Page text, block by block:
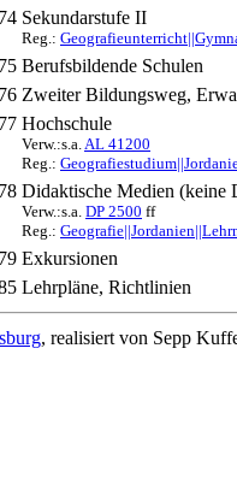
Sekundarstufe II
Reg.:
Berufsbildende Schulen
Zweiter Bildungsweg,
Hochschule
Verw.:s.a.AL 41200
Reg.:
Didaktische Medien (keine
Verw.:s.a. DP 2500 ff
Reg.:
Exkursionen
Lehrpläne, Richtlinien
, realisiert von Sepp